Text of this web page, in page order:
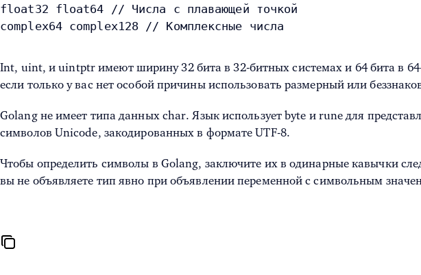
float32 float64 // Числа с плавающей точкой
complex64 complex128 // Комплексные числа
Int, uint, и uintptr имеют ширину 32 бита в 32-битных системах и 64 бита в
если только у вас нет особой причины использовать размерный или
Golang не имеет типа данных char. Язык использует byte и rune для
символов Unicode, закодированных в формате UTF-8.
Чтобы определить символы в Golang, заключите их в одинарные кавычки
вы не объявляете тип явно при объявлении переменной с символьным